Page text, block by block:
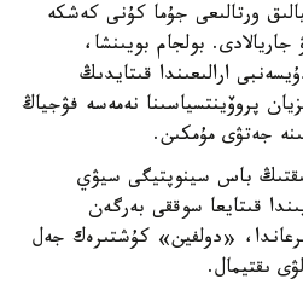
ورتالىعى جۇما كۇنى كەشكە
بولجام بويىنشا،
ارالىعىندا قىتايدىڭ
پروۆينتسياسىنا نەمەسە فۋجياڭ
جەتۋى مۇمكىن.
باس سينوپتيگى سيۋي
قىتايعا سوققى بەرگەن
«دولفين» كۇشتىرەك جەل
ىقتيمال.